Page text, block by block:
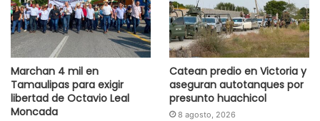
Marchan 4 mil en
Tamaulipas para exigir
libertad de Octavio Leal
Moncada
Catean predio en Victoria y
aseguran autotanques por
presunto huachicol
8 agosto, 2026